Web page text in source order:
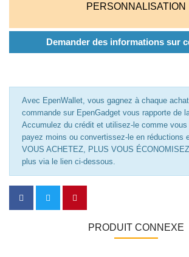
PERSONNALISATION
Demander des informations sur
Avec EpenWallet, vous gagnez à chaque
commande sur EpenGadget vous rapporte de
Accumulez du crédit et utilisez-le comme
payez moins ou convertissez-le en réductions
VOUS ACHETEZ, PLUS VOUS
plus via le lien ci-dessous.
PRODUIT CONNEXE